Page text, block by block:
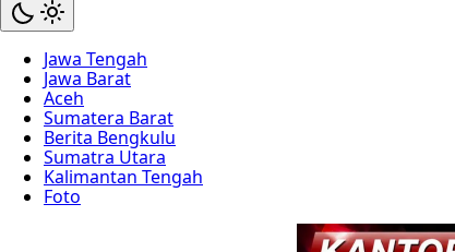
Jawa Tengah
Jawa Barat
Aceh
Sumatera Barat
Berita Bengkulu
Sumatra Utara
Kalimantan Tengah
Foto